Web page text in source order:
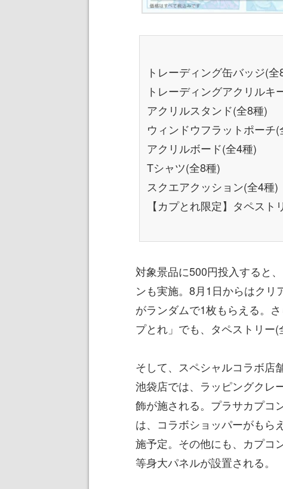
トレーディング缶バッジ(全
トレーディングアクリルキ
アクリルスタンド(全8種)
ウィンドウフラットポーチ(
アクリルボード(全4種)
Tシャツ(全8種)
スクエアクッション(全4種)
【カプとれ限定】タペスト
対象景品に500円投入すると
ンも実施。8月1日からはクリ
がランダムで1枚もらえる。
プとれ」でも、タペストリー(
そして、スペシャルコラボ店
池袋店では、ラッピングクレ
飾が施される。プラサカプコ
は、コラボショッパーがもら
施予定。その他にも、カプコ
等身大パネルが設置される。